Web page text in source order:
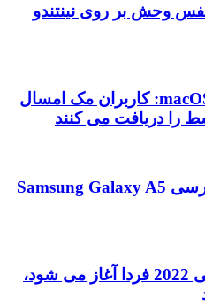
وحش بر روی نینتندو
نقد و بررسی macOS Sierra: کاربران مک امسال
را دریافت می کنند
تجربه عملی : نقد و بررسی Samsung Galaxy A5
طوفان قهرمانان جهانی 2022 فردا آغاز می شود،